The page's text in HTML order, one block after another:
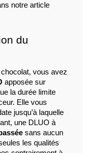
notre article
du
chocolat, vous avez
apposée sur
la durée limite
Elle vous
jusqu’à laquelle
une DLUO à
sans aucun
les qualités